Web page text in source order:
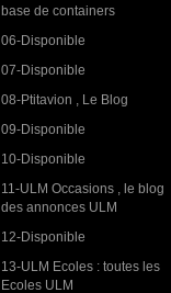
base de containers
06-Disponible
07-Disponible
08-Ptitavion , Le Blog
09-Disponible
10-Disponible
11-ULM Occasions , le blog
des annonces ULM
12-Disponible
13-ULM Ecoles : toutes les
Ecoles ULM